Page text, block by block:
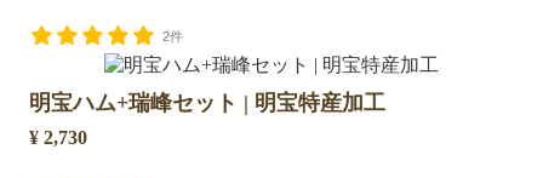
2件
明宝ハム+瑞峰セット | 明宝特産加工
¥ 2,730